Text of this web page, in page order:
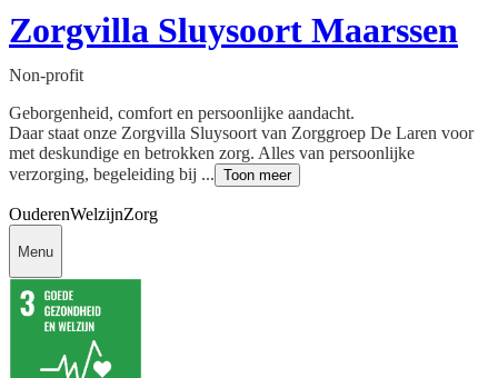
Zorgvilla Sluysoort Maarssen
Non-profit
Geborgenheid, comfort en persoonlijke aandacht.
Daar staat onze Zorgvilla Sluysoort van Zorggroep De Laren voor
met deskundige en betrokken zorg. Alles van persoonlijke
verzorging, begeleiding bij ... Toon meer
OuderenWelzijnZorg
Menu